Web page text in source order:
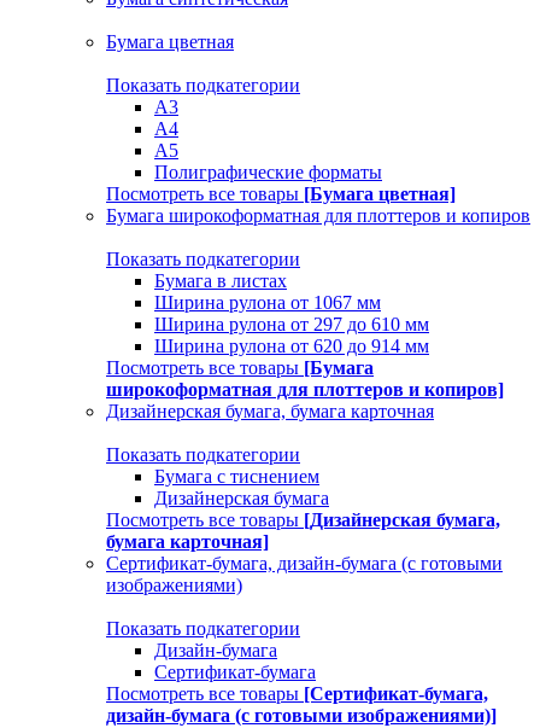
Бумага цветная
Показать подкатегории
A3
A4
А5
Полиграфические форматы
Посмотреть все товары [Бумага цветная]
Бумага широкоформатная для плоттеров и копиров
Показать подкатегории
Бумага в листах
Ширина рулона от 1067 мм
Ширина рулона от 297 до 610 мм
Ширина рулона от 620 до 914 мм
Посмотреть все товары [Бумага
широкоформатная для плоттеров и копиров]
Дизайнерская бумага, бумага карточная
Показать подкатегории
Бумага с тиснением
Дизайнерская бумага
Посмотреть все товары [Дизайнерская бумага,
бумага карточная]
Сертификат-бумага, дизайн-бумага (с готовыми
изображениями)
Показать подкатегории
Дизайн-бумага
Сертификат-бумага
Посмотреть все товары [Сертификат-бумага,
дизайн-бумага (с готовыми изображениями)]